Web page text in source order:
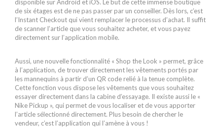
disponible sur Android et iOS. Le but de cette immense boutique
de six étages est de ne pas passer par un conseiller. Dès lors, c’est
l’Instant Checkout qui vient remplacer le processus d’achat. Il suffit
de scanner l’article que vous souhaitez acheter, et vous payez
directement sur l’application mobile.
Aussi, une nouvelle fonctionnalité « Shop the Look » permet, grâce
à l’application, de trouver directement les vêtements portés par
les mannequins à partir d’un QR code relié à la tenue complète.
Cette fonction vous dispose les vêtements que vous souhaitez
essayer directement dans la cabine d’essayage. Il existe aussi le «
Nike Pickup », qui permet de vous localiser et de vous apporter
l’article sélectionné directement. Plus besoin de chercher le
vendeur, c’est l’application qui l’amène à vous !